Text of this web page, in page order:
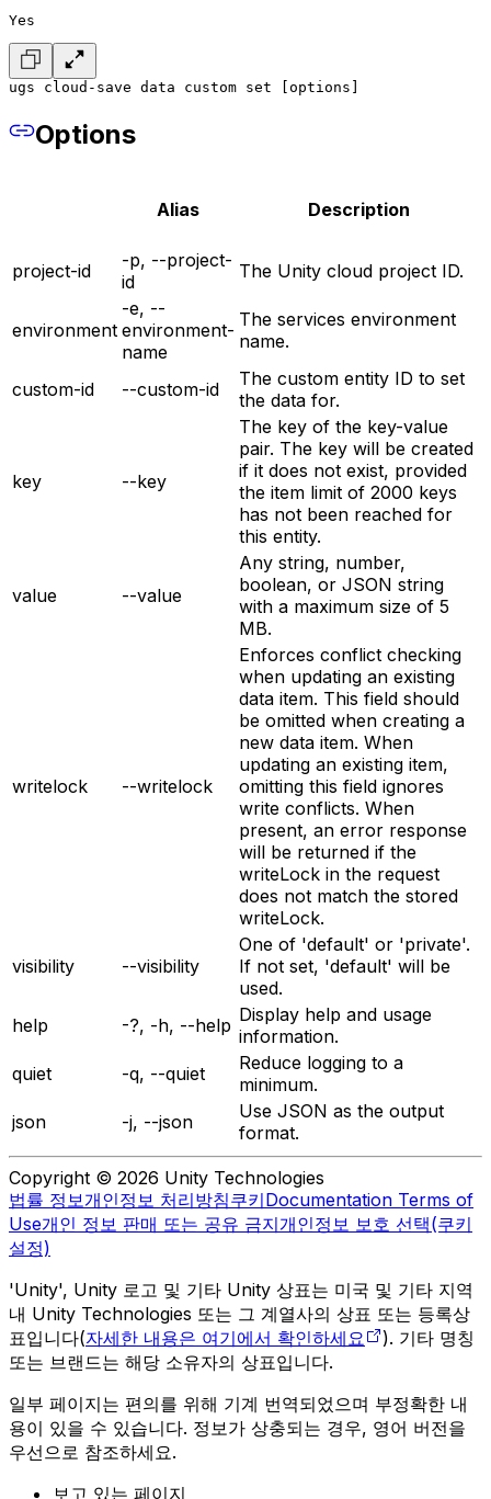
Yes
ugs cloud-save data custom set [options]
Options
Alias Description
project-id
-p, --project-
id
The Unity cloud project ID.
environment
-e, --
environment-
name
The services environment
name.
custom-id --custom-id
The custom entity ID to set
the data for.
key --key
The key of the key-value
pair. The key will be created
if it does not exist, provided
the item limit of 2000 keys
has not been reached for
this entity.
value --value
Any string, number,
boolean, or JSON string
with a maximum size of 5
MB.
writelock --writelock
Enforces conflict checking
when updating an existing
data item. This field should
be omitted when creating a
new data item. When
updating an existing item,
omitting this field ignores
write conflicts. When
present, an error response
will be returned if the
writeLock in the request
does not match the stored
writeLock.
visibility --visibility
One of 'default' or 'private'.
If not set, 'default' will be
used.
help
-?, -h, --help Display help and usage
information.
quiet
-q, --quiet
Reduce logging to a
minimum.
json
-j, --json
Use JSON as the output
format.
Copyright © 2026 Unity Technologies
법률 정보개인정보 처리방침쿠키Documentation Terms of
Use개인 정보 판매 또는 공유 금지개인정보 보호 선택(쿠키
설정)
'Unity', Unity 로고 및 기타 Unity 상표는 미국 및 기타 지역
내 Unity Technologies 또는 그 계열사의 상표 또는 등록상
표입니다(자세한 내용은 여기에서 확인하세요
). 기타 명칭
또는 브랜드는 해당 소유자의 상표입니다.
일부 페이지는 편의를 위해 기계 번역되었으며 부정확한 내
용이 있을 수 있습니다. 정보가 상충되는 경우, 영어 버전을
우선으로 참조하세요.
보고 있는 페이지